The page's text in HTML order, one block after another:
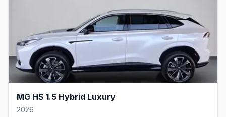
MG HS 1.5 Hybrid Luxury
2026